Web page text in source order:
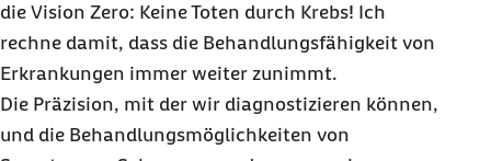
die Vision Zero: Keine Toten durch Krebs! Ich
rechne damit, dass die Behandlungsfähigkeit von
Erkrankungen immer weiter zunimmt.
Die Präzision, mit der wir diagnostizieren können,
und die Behandlungsmöglichkeiten von